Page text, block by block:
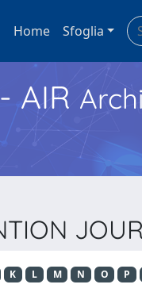
Home Sfoglia
- AIR
K L M N O P